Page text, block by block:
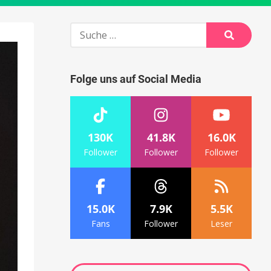
Suche
Suche
Folge uns auf Social Media
130K
Follower
41.8K
Follower
16.0K
Follower
15.0K
Fans
7.9K
Follower
5.5K
Leser